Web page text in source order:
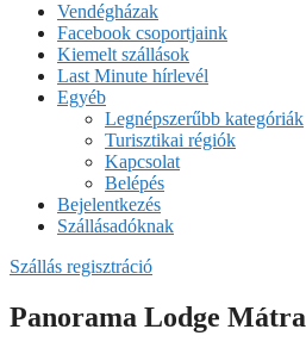
Vendégházak
Facebook csoportjaink
Kiemelt szállások
Last Minute hírlevél
Egyéb
Legnépszerűbb kategóriák
Turisztikai régiók
Kapcsolat
Belépés
Bejelentkezés
Szállásadóknak
Szállás regisztráció
Panorama Lodge Mátra